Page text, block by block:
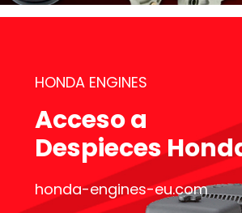
HONDA ENGINES
Acceso a
Despieces
honda-engines-eu.com